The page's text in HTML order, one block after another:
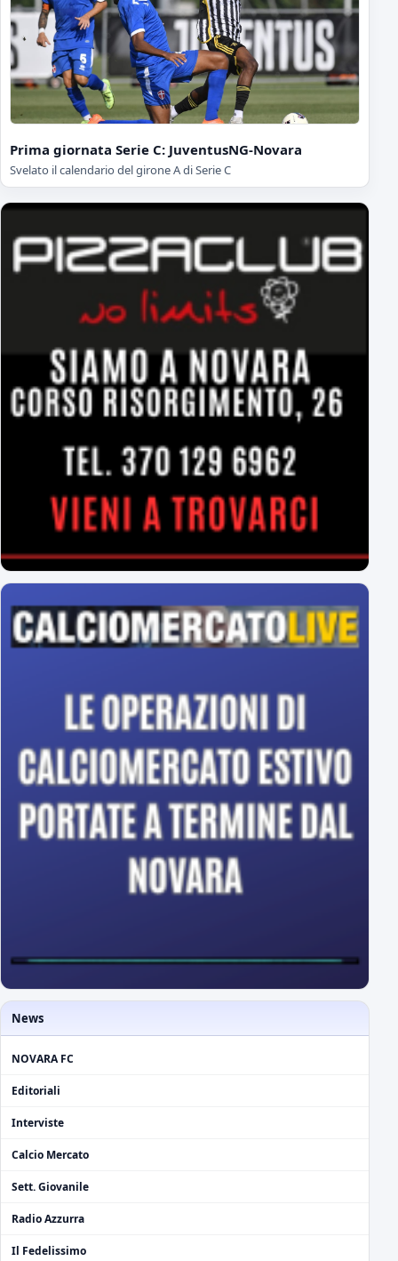
News
NOVARA FC
Editoriali
Interviste
Calcio Mercato
Sett. Giovanile
Radio Azzurra
Il Fedelissimo
Prima giornata Serie C: JuventusNG-Novara
Svelato il calendario del girone A di Serie C